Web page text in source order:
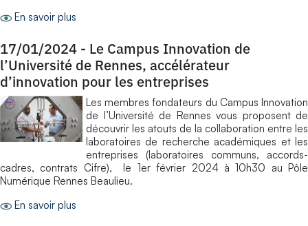
En savoir plus
17/01/2024 - Le Campus Innovation de
l’Université de Rennes, accélérateur
d’innovation pour les entreprises
Les membres fondateurs du Campus Innovation
de l’Université de Rennes vous proposent de
découvrir les atouts de la collaboration entre les
laboratoires de recherche académiques et les
entreprises (laboratoires communs, accords-
cadres, contrats Cifre), le 1er février 2024 à 10h30 au Pôle
Numérique Rennes Beaulieu.
En savoir plus